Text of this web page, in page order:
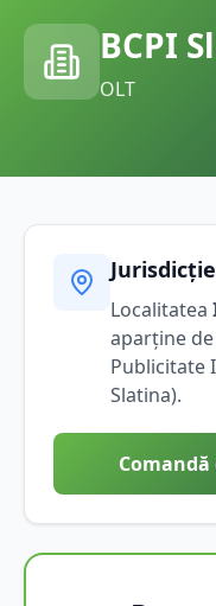
BCPI
OLT
Jurisdicție
Localitatea
aparține
Publicitate
Slatina).